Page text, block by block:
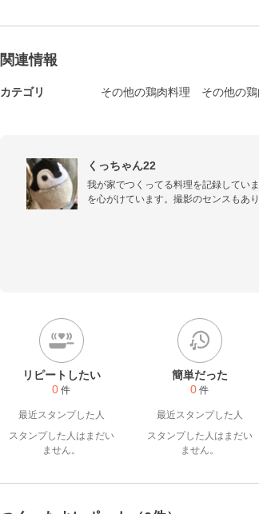
関連情報
カテゴリ その他の鶏肉料理 その他の鶏
くっちゃん22
我が家でつくってる料理を記録してい
を心がけています。撮影のセンスもあ
リピートしたい
0 件
最近スタンプした人
スタンプした人はまだい
ません。
簡単だった
0 件
最近スタンプした人
スタンプした人はまだい
ません。